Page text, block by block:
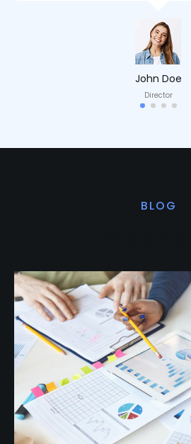
John Doe
Director
BLOG